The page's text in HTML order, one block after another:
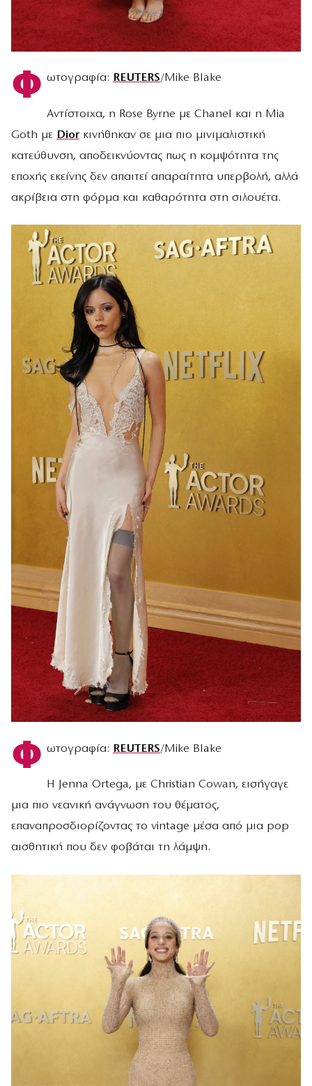
Φ ωτογραφία: REUTERS/Mike Blake
Αντίστοιχα, η Rose Byrne με Chanel και η Mia
Goth με Diorκινήθηκαν σε μια πιο μινιμαλιστική
κατεύθυνση, αποδεικνύοντας πως η κομψότητα της
εποχής εκείνης δεν απαιτεί απαραίτητα υπερβολή, αλλά
ακρίβεια στη φόρμα και καθαρότητα στη σιλουέτα.
Φ ωτογραφία: REUTERS/Mike Blake
Η Jenna Ortega, με Christian Cowan, εισήγαγε
μια πιο νεανική ανάγνωση του θέματος,
επαναπροσδιορίζοντας το vintage μέσα από μια pop
αισθητική που δεν φοβάται τη λάμψη.